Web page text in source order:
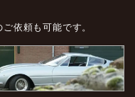
依頼も可能です。